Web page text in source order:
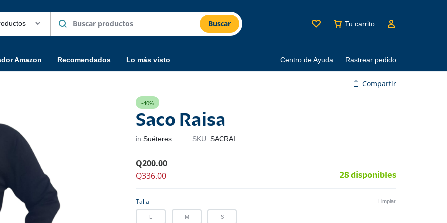
Buscar Tu carrito
Amazon Recomendados Lo más visto Centro de Ayuda Rastrear pedido
Compartir
-40%
Saco Raisa
inSuéteres SKU:SACRAI
Q200.00
Q336.00 28 disponibles
Talla
L M S
Limpiar